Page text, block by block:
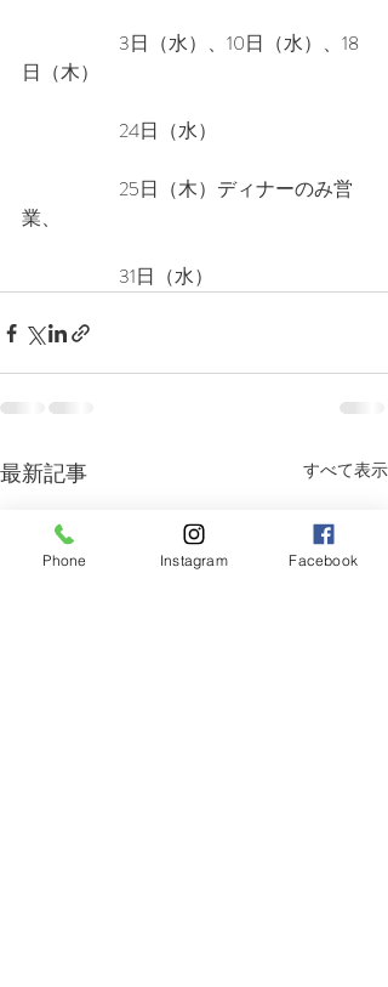
3日（水）、10日（水）、18
日（木）
24日（水）
25日（木）ディナーのみ営
業、
31日（水）
最新記事 すべて表示
Phone Instagram Facebook